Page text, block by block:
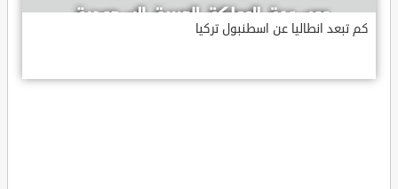
كم تبعد انطاليا عن اسطنبول تركيا